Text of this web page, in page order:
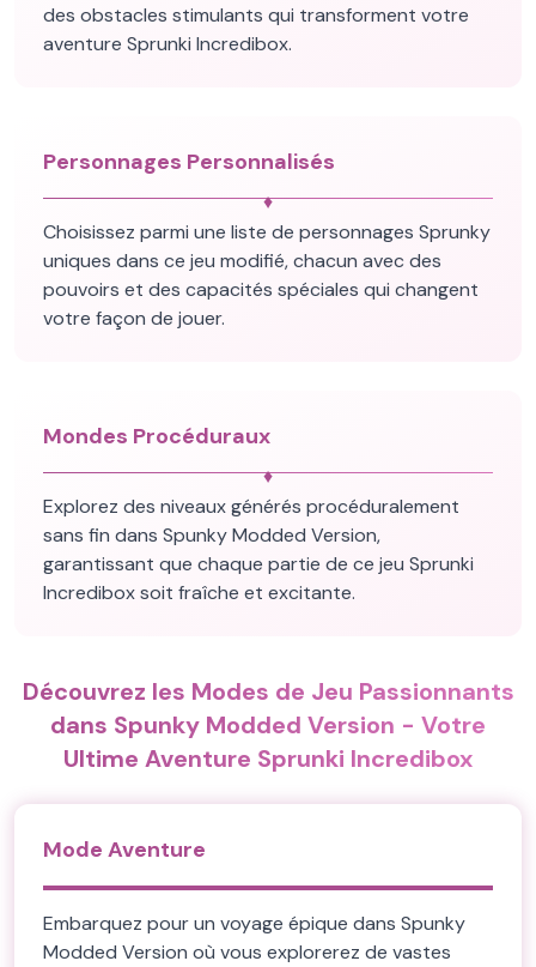
des obstacles stimulants qui transforment votre
aventure Sprunki Incredibox.
Personnages Personnalisés
♦
Choisissez parmi une liste de personnages Sprunky
uniques dans ce jeu modifié, chacun avec des
pouvoirs et des capacités spéciales qui changent
votre façon de jouer.
Mondes Procéduraux
♦
Explorez des niveaux générés procéduralement
sans fin dans Spunky Modded Version,
garantissant que chaque partie de ce jeu Sprunki
Incredibox soit fraîche et excitante.
Découvrez les Modes de Jeu Passionnants
dans Spunky Modded Version - Votre
Ultime Aventure Sprunki Incredibox
Mode Aventure
Embarquez pour un voyage épique dans Spunky
Modded Version où vous explorerez de vastes